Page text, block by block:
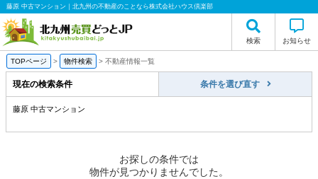
藤原 中古マンション｜北九州の不動産のことなら株式会社ハウス倶楽部
検索 お知らせ
TOPページ > 物件検索 > 不動産情報一覧
現在の検索条件 条件を選び直す
藤原 中古マンション
お探しの条件では
物件が見つかりませんでした。